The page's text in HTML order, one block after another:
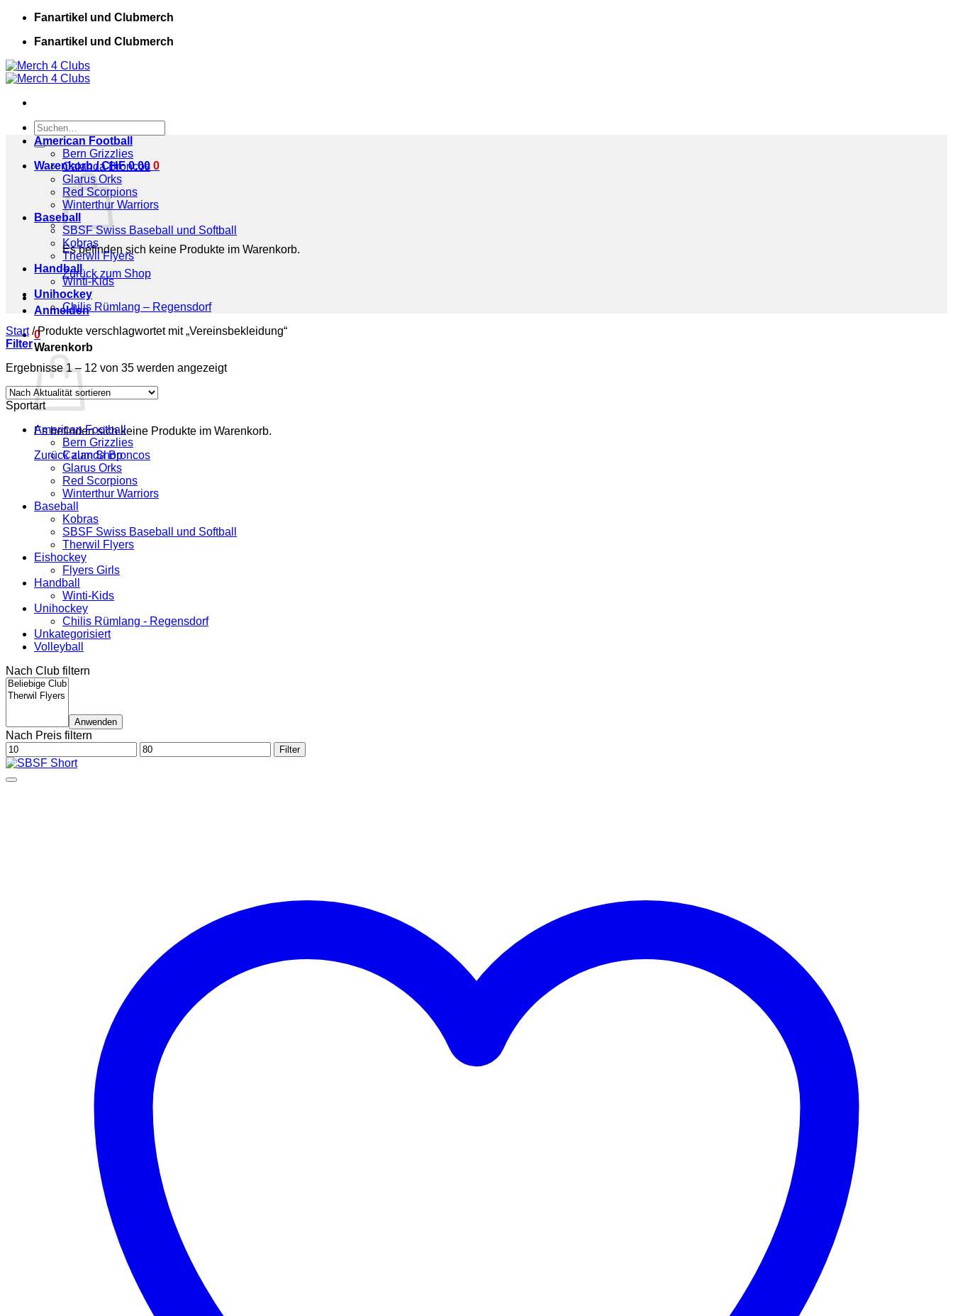
Zum
springen
Fanartikel und Clubmerch
Fanartikel und Clubmerch
Suchen
nach:
Warenkorb /CHF0.00 0
Es befinden sich keine Produkte im Warenkorb.
Zurück zum Shop
Anmelden
0
Warenkorb
Es befinden sich keine Produkte im Warenkorb.
Zurück zum Shop
American Football
Bern Grizzlies
Calanda Broncos
Glarus Orks
Red Scorpions
Winterthur Warriors
Baseball
SBSF Swiss Baseball und Softball
Kobras
Therwil Flyers
Handball
Winti-Kids
Unihockey
Chilis Rümlang – Regensdorf
Start /Produkte verschlagwortet mit „Vereinsbekleidung“
Filter
Ergebnisse 1 – 12 von 35 werden angezeigtNach
Sportart
American Football
Bern Grizzlies
Calanda Broncos
Glarus Orks
Red Scorpions
Winterthur Warriors
Baseball
Kobras
SBSF Swiss Baseball und Softball
Therwil Flyers
Eishockey
Flyers Girls
Handball
Winti-Kids
Unihockey
Chilis Rümlang - Regensdorf
Unkategorisiert
Volleyball
Nach Club filtern
Anwenden
Nach Preis filtern
Min.
Preis
Max.
Preis
Filter